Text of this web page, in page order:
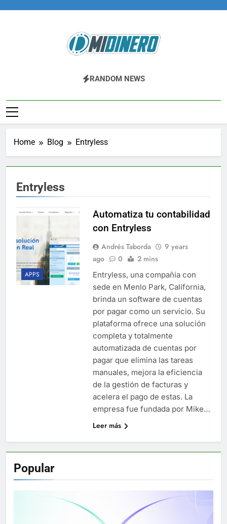
Midinero.co
Fintech, Criptomonedas
RANDOM NEWS
Home Blog Entryless
Entryless
APPS
Automatiza tu contabilidad
con Entryless
Andrés Taborda
9 years
ago
0 2 mins
Entryless, una compañía con
sede en Menlo Park, California,
brinda un software de cuentas
por pagar como un servicio. Su
plataforma ofrece una solución
completa y totalmente
automatizada de cuentas por
pagar que elimina las tareas
manuales, mejora la eficiencia
de la gestión de facturas y
acelera el pago de estas. La
empresa fue fundada por Mike…
Leer más
Popular